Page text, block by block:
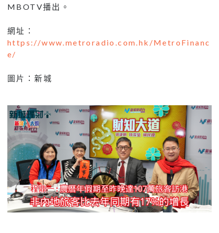
MBOTV播出。
網址：
https://www.metroradio.com.hk/MetroFinanc
e/
圖片：新城